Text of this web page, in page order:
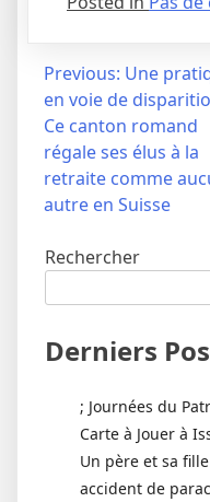
Navigation
l’article
Previous: Une
en voie de
Ce canton romand
régale ses élus à la
retraite comme
autre en Suisse
Rechercher
Derniers
; Journées du
Carte à Jouer à
Un père et sa
accident de